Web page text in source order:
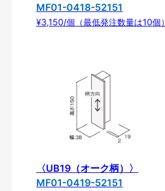
MF01-0418-52151
¥3,150/個（最低発注数量は10個）
〈UB19（オーク柄）〉
MF01-0419-52151